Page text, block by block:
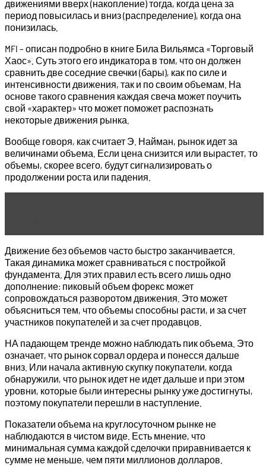
движениями вверх (накопление) тогда, когда цена за
период повысилась и вниз (распределение), когда она
понизилась.
MFI – описан подробно в книге Била Вильямса «Торговый
Хаос». Суть этого его индикатора в том, что он должен
сравнить две соседние свечки (бары), как по силе и
интенсивности движения, так и по своим объемам. На
основе такого сравнения каждая свеча может поучить
свой «характер» что может поможет распознать
некоторые движения рынка.
Вообще говоря, как считает Э. Найман, рынок идет за
величинами объема. Если цена снизится или вырастет, то
объемы, скорее всего, будут сигнализировать о
продолжении роста или падения.
Движение без объемов часто быстро заканчивается.
Такая динамика может сравниваться с постройкой
фундамента. Для этих правил есть всего лишь одно
дополнение: пиковый объем форекс может
сопровождаться разворотом движения. Это может
объясниться тем, что объемы способны расти, и за счет
участников покупателей и за счет продавцов.
НА падающем тренде можно наблюдать пик объема. Это
означает, что рынок сорвал ордера и понесся дальше
вниз. Или начала активную скупку покупатели, когда
обнаружили, что рынок идет не идет дальше и при этом
уровни, которые были интересны рынку уже достигнуты,
поэтому покупатели перешли в наступление.
Показатели объема на круглосуточном рынке не
наблюдаются в чистом виде. Есть мнение, что
минимальная сумма каждой сделочки приравнивается к
сумме не меньше, чем пяти миллионов долларов.